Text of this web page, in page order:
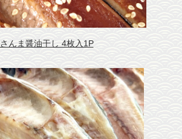
さんま醤油干し 4枚入1P